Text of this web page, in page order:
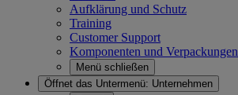
Aufklärung und Schutz
Training
Customer Support
Komponenten und Verpackungen
Menü schließen
Öffnet das Untermenü: Unternehmen